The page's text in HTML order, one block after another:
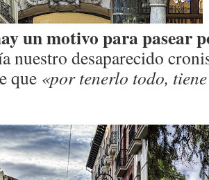
un motivo para pasear
nuestro desaparecido
que «por tenerlo todo,